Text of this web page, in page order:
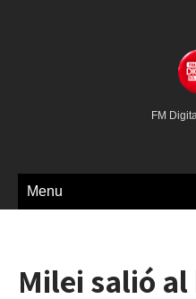
FM
Menu
Milei salió al